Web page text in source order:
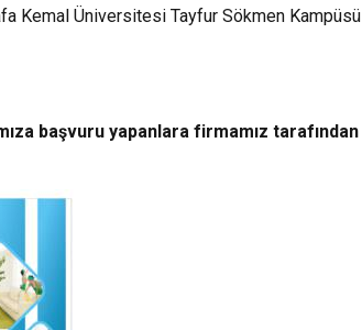
Kemal Üniversitesi Tayfur Sökmen Kampüsü
başvuru yapanlara firmamız tarafından